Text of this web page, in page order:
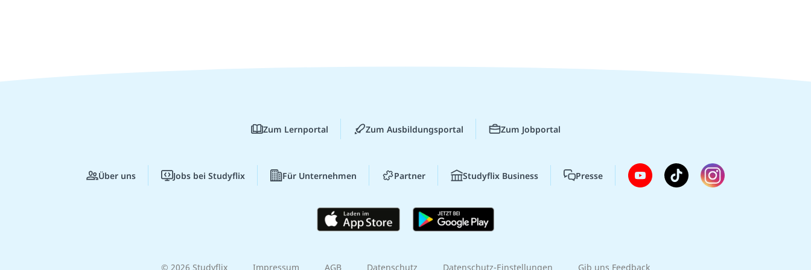
Zum Lernportal Zum Ausbildungsportal Zum Jobportal
Über uns Jobs bei Studyflix Für Unternehmen Partner Studyflix Business Presse
© 2026 Studyflix Impressum AGB Datenschutz Datenschutz-Einstellungen Gib uns Feedback